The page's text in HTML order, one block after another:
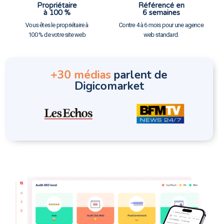
Propriétaire
à 100 %
Vous êtes le propriétaire à
100 % de votre site web
Référencé en
6 semaines
Contre 4 à 6 mois pour une agence
web standard.
+30 médias parlent de
Digicomarket